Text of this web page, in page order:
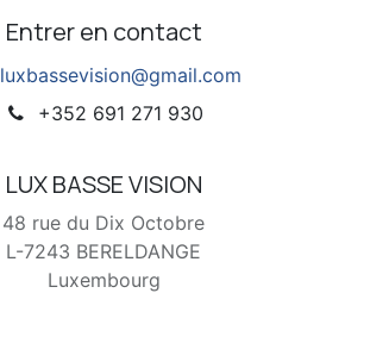
Entrer en contact
luxbassevision@gmail.com
+352 691 271 930
LUX BASSE VISION
48 rue du Dix Octobre
L-7243 BERELDANGE
Luxembourg